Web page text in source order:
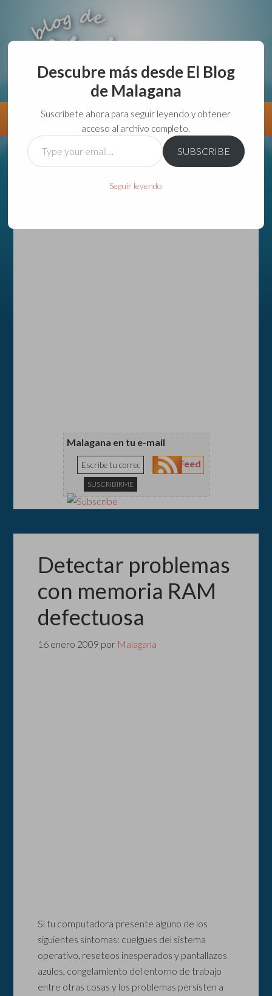
aunque lo haga de malas lo hago....
Información Directorio VivirGuadalajara
Malagana en tu e-mail
Feed
Detectar problemas
con memoria RAM
defectuosa
16 enero 2009 por Malagana
Si tu computadora presente alguno de los
siguientes síntomas: cuelgues del sistema
operativo, reseteos inesperados y pantallazos
azules, congelamiento del entorno de trabajo
entre otras cosas y los problemas persisten a
Descubre más desde El Blog
de Malagana
Suscríbete ahora para seguir leyendo y obtener
acceso al archivo completo.
Type
your
SUBSCRIBE
Seguir leyendo